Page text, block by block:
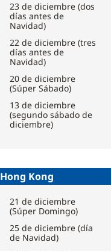
23 de diciembre (dos
días antes de
Navidad)
22 de diciembre (tres
días antes de
Navidad)
20 de diciembre
(Súper Sábado)
13 de diciembre
(segundo sábado de
diciembre)
Hong Kong
21 de diciembre
(Súper Domingo)
25 de diciembre (día
de Navidad)